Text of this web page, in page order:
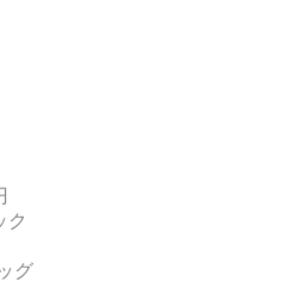
ク
グ